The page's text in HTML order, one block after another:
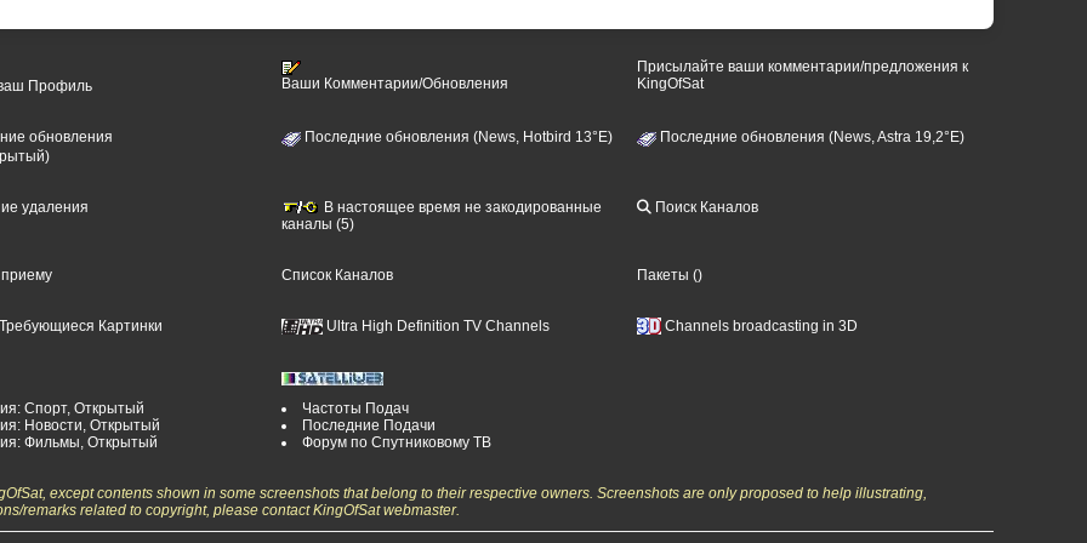
Профиль Ваши Комментарии/Обновления
Присылайте ваши комментарии/предложения к
KingOfSat
обновления
Последние обновления (News, Hotbird 13°E) Последние обновления (News, Astra 19,2°E)
удаления
В настоящее время не закодированные
каналы (5)
Поиск Каналов
Список Каналов Пакеты ()
Картинки Ultra High Definition TV Channels Channels broadcasting in 3D
Спорт, Открытый
Новости, Открытый
Фильмы, Открытый
Частоты Подач
Последние Подачи
Форум по Спутниковому ТВ
except contents shown in some screenshots that belong to their respective owners. Screenshots are only proposed to help illustrating,
remarks related to copyright, please contact KingOfSat webmaster.